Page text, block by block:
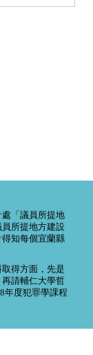
處「議員所提地
所提地方建設
知每個宜蘭縣
得方面，先是
請輔仁大學哲
年度犯罪學課程